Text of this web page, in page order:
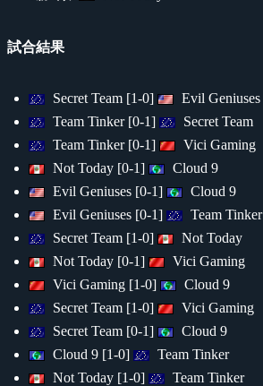
試合結果
Secret Team [1-0]
Evil Geniuses
Team Tinker [0-1]
Secret Team
Team Tinker [0-1]
Vici Gaming
Not Today [0-1]
Cloud 9
Evil Geniuses [0-1]
Cloud 9
Evil Geniuses [0-1]
Team Tinker
Secret Team [1-0]
Not Today
Not Today [0-1]
Vici Gaming
Vici Gaming [1-0]
Cloud 9
Secret Team [1-0]
Vici Gaming
Secret Team [0-1]
Cloud 9
Cloud 9 [1-0]
Team Tinker
Not Today [1-0]
Team Tinker